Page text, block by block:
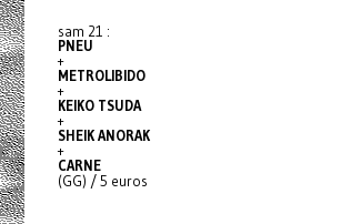
sam 21 :
PNEU
+
METROLIBIDO
+
KEIKO TSUDA
+
SHEIK ANORAK
+
CARNE
(GG) / 5 euros